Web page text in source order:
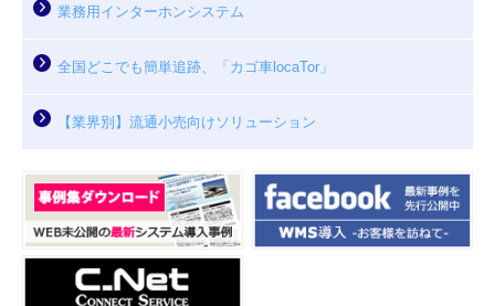
業務用インターホンシステム
全国どこでも簡単追跡、「カゴ車locaTor」
【業界別】流通小売向けソリューション